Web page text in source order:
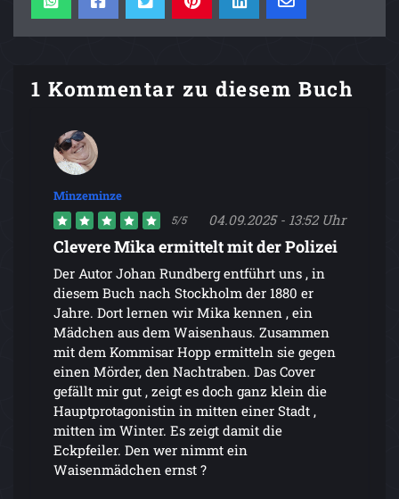
1 Kommentar zu diesem Buch
Minzeminze
5/5 04.09.2025 - 13:52 Uhr
Clevere Mika ermittelt mit der Polizei
Der Autor Johan Rundberg entführt uns , in
diesem Buch nach Stockholm der 1880 er
Jahre. Dort lernen wir Mika kennen , ein
Mädchen aus dem Waisenhaus. Zusammen
mit dem Kommisar Hopp ermitteln sie gegen
einen Mörder, den Nachtraben. Das Cover
gefällt mir gut , zeigt es doch ganz klein die
Hauptprotagonistin in mitten einer Stadt ,
mitten im Winter. Es zeigt damit die
Eckpfeiler. Den wer nimmt ein
Waisenmädchen ernst ?